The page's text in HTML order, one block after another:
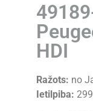
HDI
Ražots: no
Ietilpiba: